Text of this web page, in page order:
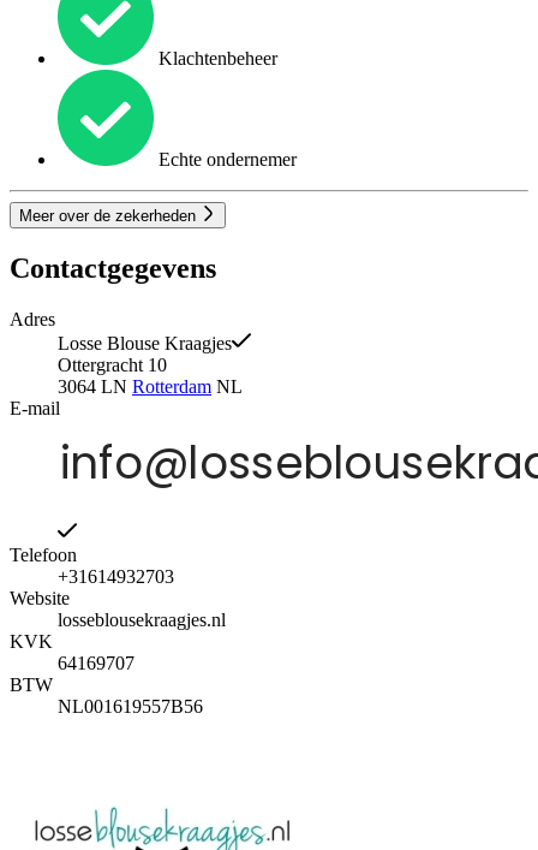
Klachtenbeheer
Echte ondernemer
Meer over de zekerheden
Contactgegevens
Adres
Losse Blouse Kraagjes
Ottergracht 10
3064 LN Rotterdam NL
E-mail
Telefoon
+31614932703
Website
losseblousekraagjes.nl
KVK
64169707
BTW
NL001619557B56